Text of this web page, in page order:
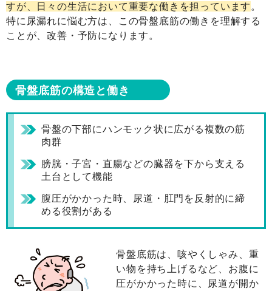
すが、日々の生活において重要な働きを担っています 。
特に尿漏れに悩む方は、この骨盤底筋の働きを理解する
ことが、改善・予防になります。
骨盤底筋の構造と働き
骨盤の下部にハンモック状に広がる複数の筋
肉群
膀胱・子宮・直腸などの臓器を下から支える
土台として機能
腹圧がかかった時、尿道・肛門を反射的に締
める役割がある
骨盤底筋は、咳やくしゃみ、重
い物を持ち上げるなど、お腹に
圧がかかった時に、尿道が開か